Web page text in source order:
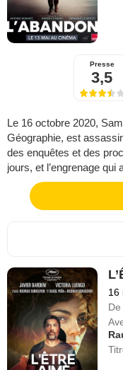
Presse
3,5
Le 16 octobre 2020,
Géographie, est
des enquêtes et des
jours, et l’engrenage qui
16
De